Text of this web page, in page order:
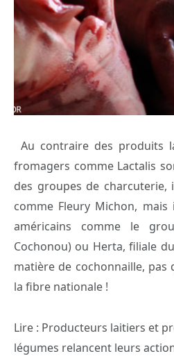
Au contraire des produits
fromagers comme Lactalis
des groupes de charcuterie,
comme Fleury Michon,
américains comme le
Cochonou) ou Herta, filiale
matière de cochonnaille,
la fibre nationale !
Lire : Producteurs laitiers et
légumes relancent leurs